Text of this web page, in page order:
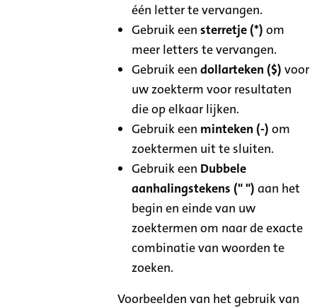
één letter te vervangen.
Gebruik eensterretje (*) om
meer letters te vervangen.
Gebruik eendollarteken ($) voor
uw zoekterm voor resultaten
die op elkaar lijken.
Gebruik een minteken (-) om
zoektermen uit te sluiten.
Gebruik een Dubbele
aanhalingstekens (" ") aan het
begin en einde van uw
zoektermen om naar de exacte
combinatie van woorden te
zoeken.
Voorbeelden van het gebruik van